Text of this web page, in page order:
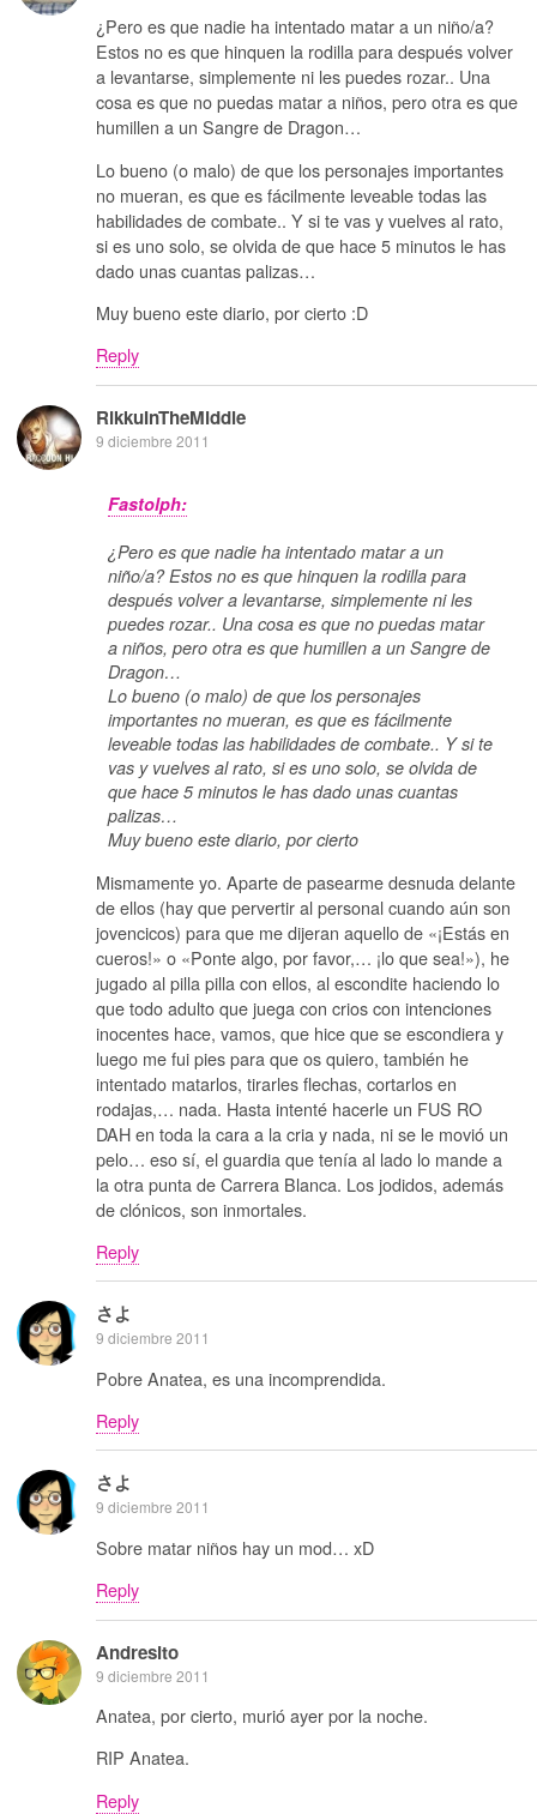
¿Pero es que nadie ha intentado matar a un niño/a?
Estos no es que hinquen la rodilla para después volver
a levantarse, simplemente ni les puedes rozar.. Una
cosa es que no puedas matar a niños, pero otra es que
humillen a un Sangre de Dragon…
Lo bueno (o malo) de que los personajes importantes
no mueran, es que es fácilmente leveable todas las
habilidades de combate.. Y si te vas y vuelves al rato,
si es uno solo, se olvida de que hace 5 minutos le has
dado unas cuantas palizas…
Muy bueno este diario, por cierto :D
Reply
RikkuInTheMiddle
9 diciembre 2011
Fastolph:
¿Pero es que nadie ha intentado matar a un
niño/a? Estos no es que hinquen la rodilla para
después volver a levantarse, simplemente ni les
puedes rozar.. Una cosa es que no puedas matar
a niños, pero otra es que humillen a un Sangre de
Dragon…
Lo bueno (o malo) de que los personajes
importantes no mueran, es que es fácilmente
leveable todas las habilidades de combate.. Y si te
vas y vuelves al rato, si es uno solo, se olvida de
que hace 5 minutos le has dado unas cuantas
palizas…
Muy bueno este diario, por cierto
Mismamente yo. Aparte de pasearme desnuda delante
de ellos (hay que pervertir al personal cuando aún son
jovencicos) para que me dijeran aquello de «¡Estás en
cueros!» o «Ponte algo, por favor,… ¡lo que sea!»), he
jugado al pilla pilla con ellos, al escondite haciendo lo
que todo adulto que juega con crios con intenciones
inocentes hace, vamos, que hice que se escondiera y
luego me fui pies para que os quiero, también he
intentado matarlos, tirarles flechas, cortarlos en
rodajas,… nada. Hasta intenté hacerle un FUS RO
DAH en toda la cara a la cria y nada, ni se le movió un
pelo… eso sí, el guardia que tenía al lado lo mande a
la otra punta de Carrera Blanca. Los jodidos, además
de clónicos, son inmortales.
Reply
さよ
9 diciembre 2011
Pobre Anatea, es una incomprendida.
Reply
さよ
9 diciembre 2011
Sobre matar niños hay un mod… xD
Reply
Andresito
9 diciembre 2011
Anatea, por cierto, murió ayer por la noche.
RIP Anatea.
Reply